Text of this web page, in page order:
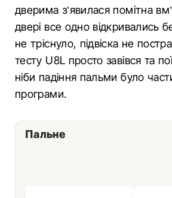
дверима з’явилася помітна
двері все одно відкривались
не тріснуло, підвіска не
тесту U8L просто завівся та
ніби падіння пальми було
програми.
Пальне